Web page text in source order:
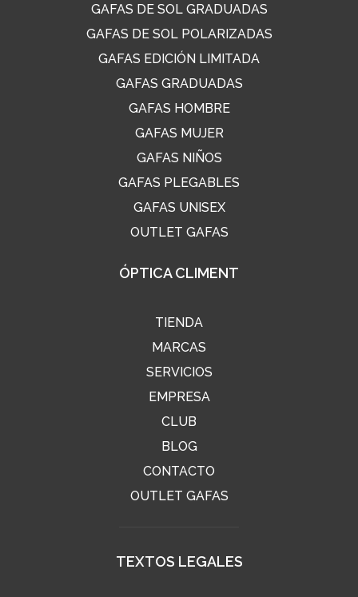
GAFAS DE SOL GRADUADAS
GAFAS DE SOL POLARIZADAS
GAFAS EDICIÓN LIMITADA
GAFAS GRADUADAS
GAFAS HOMBRE
GAFAS MUJER
GAFAS NIÑOS
GAFAS PLEGABLES
GAFAS UNISEX
OUTLET GAFAS
ÓPTICA CLIMENT
TIENDA
MARCAS
SERVICIOS
EMPRESA
CLUB
BLOG
CONTACTO
OUTLET GAFAS
TEXTOS LEGALES